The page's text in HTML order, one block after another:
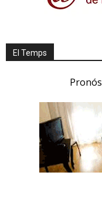
El Temps